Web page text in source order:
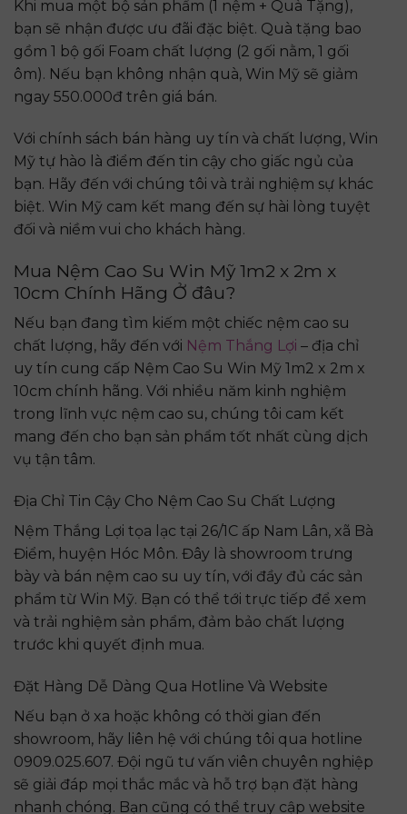
Khi mua một bộ sản phẩm (1 nệm + Quà Tặng),
bạn sẽ nhận được ưu đãi đặc biệt. Quà tặng bao
gồm 1 bộ gối Foam chất lượng (2 gối nằm, 1 gối
ôm). Nếu bạn không nhận quà, Win Mỹ sẽ giảm
ngay 550.000đ trên giá bán.
Với chính sách bán hàng uy tín và chất lượng, Win
Mỹ tự hào là điểm đến tin cậy cho giấc ngủ của
bạn. Hãy đến với chúng tôi và trải nghiệm sự khác
biệt. Win Mỹ cam kết mang đến sự hài lòng tuyệt
đối và niềm vui cho khách hàng.
Mua Nệm Cao Su Win Mỹ 1m2 x 2m x
10cm Chính Hãng Ở đâu?
Nếu bạn đang tìm kiếm một chiếc nệm cao su
chất lượng, hãy đến với Nệm Thắng Lợi – địa chỉ
uy tín cung cấp Nệm Cao Su Win Mỹ 1m2 x 2m x
10cm chính hãng. Với nhiều năm kinh nghiệm
trong lĩnh vực nệm cao su, chúng tôi cam kết
mang đến cho bạn sản phẩm tốt nhất cùng dịch
vụ tận tâm.
Địa Chỉ Tin Cậy Cho Nệm Cao Su Chất Lượng
Nệm Thắng Lợi tọa lạc tại 26/1C ấp Nam Lân, xã Bà
Điểm, huyện Hóc Môn. Đây là showroom trưng
bày và bán nệm cao su uy tín, với đầy đủ các sản
phẩm từ Win Mỹ. Bạn có thể tới trực tiếp để xem
và trải nghiệm sản phẩm, đảm bảo chất lượng
trước khi quyết định mua.
Đặt Hàng Dễ Dàng Qua Hotline Và Website
Nếu bạn ở xa hoặc không có thời gian đến
showroom, hãy liên hệ với chúng tôi qua hotline
0909.025.607. Đội ngũ tư vấn viên chuyên nghiệp
sẽ giải đáp mọi thắc mắc và hỗ trợ bạn đặt hàng
nhanh chóng. Bạn cũng có thể truy cập website